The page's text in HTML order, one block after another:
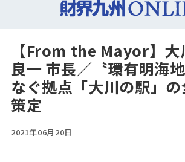
【From the Mayor】大
良一 市長／〝環有明海
なぐ拠点「大川の駅」
策定
2021年06月20日